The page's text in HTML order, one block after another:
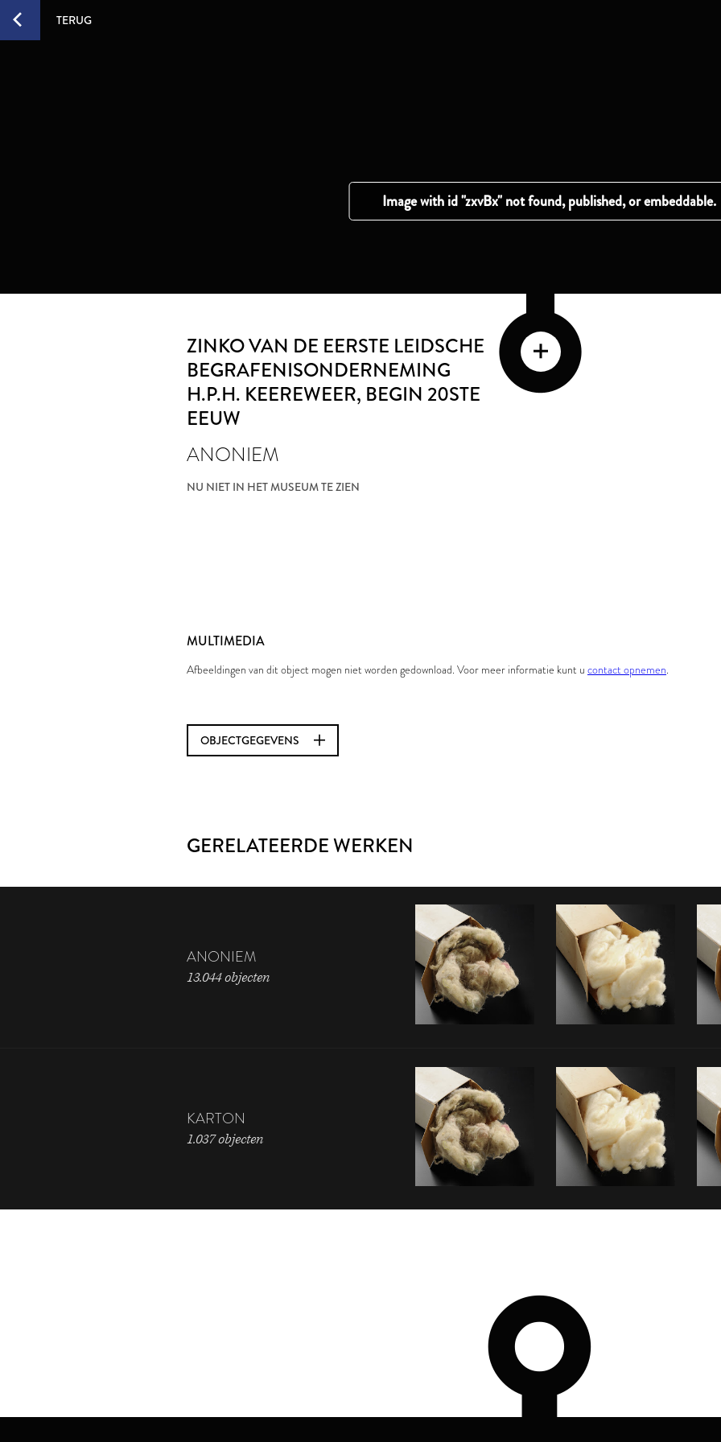
TERUG
ZINKO VAN DE EERSTE LEIDSCHE
BEGRAFENISONDERNEMING
H.P.H. KEEREWEER, BEGIN 20STE
EEUW
ANONIEM
NU NIET IN HET MUSEUM TE ZIEN
MULTIMEDIA
Afbeeldingen van dit object mogen niet worden gedownload. Voor meer informatie kunt u contact opnemen.
OBJECTGEGEVENS
GERELATEERDE WERKEN
ANONIEM
13.044 objecten
KARTON
1.037 objecten